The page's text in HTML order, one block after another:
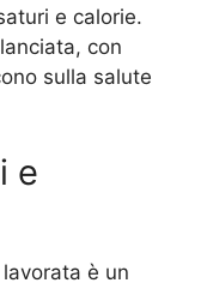
e calorie.
con
sulla salute
e
è un